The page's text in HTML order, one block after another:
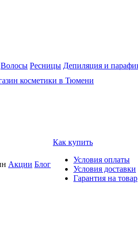
Волосы Ресницы Депиляция и
Акции Блог
Как купить
Условия оплаты
Условия доставки
Гарантия на товар